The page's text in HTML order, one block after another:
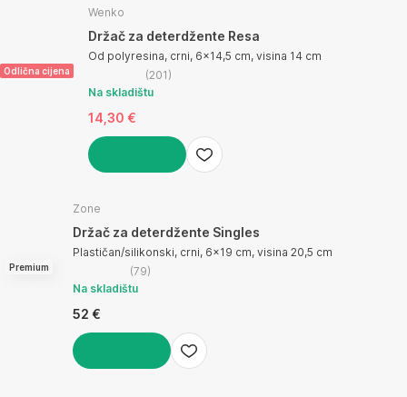
Odlična cijena
Wenko
Držač za deterdžente Resa
Od polyresina, crni, 6x14,5 cm, visina 14 cm
(201 )
Na skladištu
14,30 €
Premium
Zone
Držač za deterdžente Singles
Plastičan/silikonski, crni, 6x19 cm, visina 20,5 cm
(79)
Na skladištu
52 €